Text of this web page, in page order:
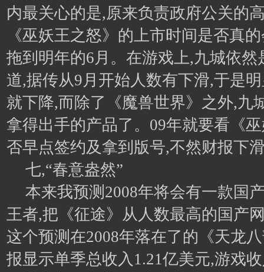
内最关心的是,原来负责政府公关的
《巫妖王之怒》的上市时间是否真
拖到明年的6月。在游戏上,九城依然
道,据传从9月开始人数有下滑,于是
就下降,而除了《魔兽世界》之外,九
拿得出手的产品了。09年就要看《
否早点签约及拿到版号,不然财报下
七,“春意盎然”
本来我预测2008年将会有一款国
王者,把《征途》从人数最高的国产
这个预测在2008年落在了的《天龙
报显示单季总收入1.21亿美元,游戏